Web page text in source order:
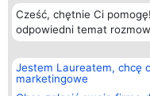
Cześć, chętnie Ci
odpowiedni temat
Jestem Laureatem, chcę
marketingowe
Organizator plebiscytu
Bright Side Solutions sp. z o.
o. sp. k.
ul. Ruska 22